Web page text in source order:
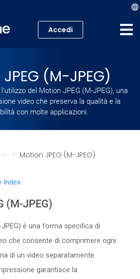
Accedi
(M-JPEG)
del Motion JPEG (M-JPEG), una
video che preserva la qualità e la
con molte applicazioni.
Motion JPEG (M-JPEG)
Index
(M-JPEG)
è una forma specifica di
che consente di comprimere ogni
di un video separatamente.
garantisce la